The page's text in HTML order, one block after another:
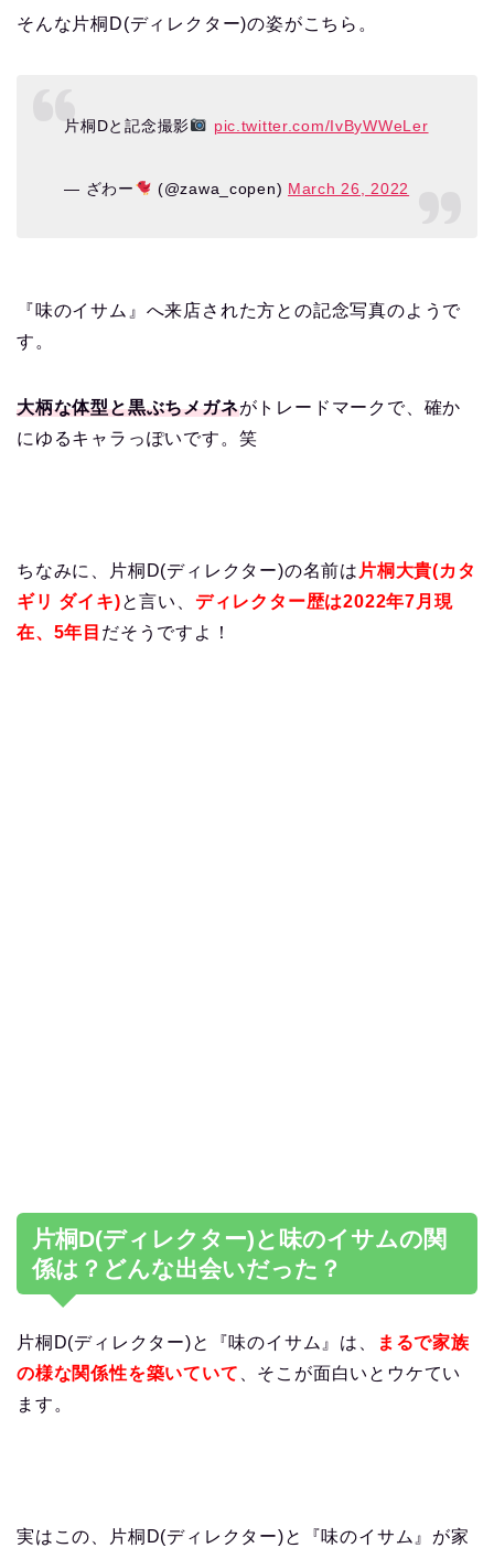
そんな片桐D(ディレクター)の姿がこちら。
片桐Dと記念撮影 pic.twitter.com/IvByWWeLer
— ざわー (@zawa_copen) March 26, 2022
『味のイサム』へ来店された方との記念写真のようで
す。
大柄な体型と黒ぶちメガネがトレードマークで、確か
にゆるキャラっぽいです。笑
ちなみに、片桐D(ディレクター)の名前は 片桐大貴(カタ
ギリ ダイキ)と言い、 ディレクター歴は2022年7月現
在、5年目 だそうですよ！
片桐D(ディレクター)と味のイサムの関
係は？どんな出会いだった？
片桐D(ディレクター)と『味のイサム』は、
まるで家族
の様な関係性を築いていて 、そこが面白いとウケてい
ます。
実はこの、片桐D(ディレクター)と『味のイサム』が家